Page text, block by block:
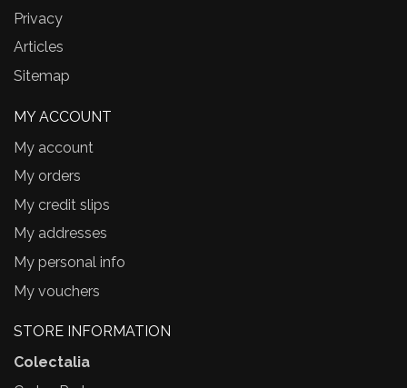
Privacy
Articles
Sitemap
MY ACCOUNT
My account
My orders
My credit slips
My addresses
My personal info
My vouchers
STORE INFORMATION
Colectalia